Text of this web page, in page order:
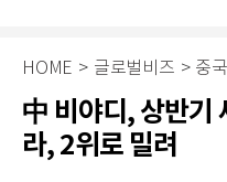
HOME > 글로벌비즈 > 중국
中 비야디, 상반
라, 2위로 밀려